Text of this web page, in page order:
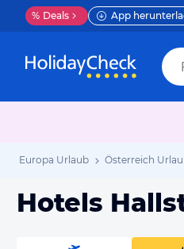
% Deals App
Europa Urlaub Österreich
Hotels